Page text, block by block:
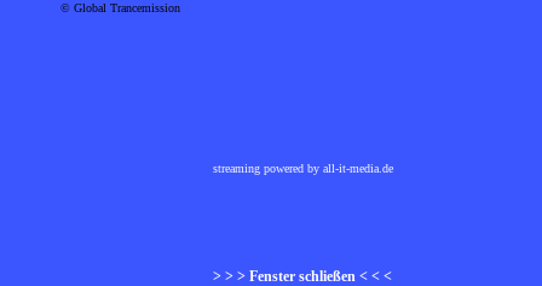
© Global Trancemission
streaming powered by all-it-media.de
> > > Fenster schließen < < <